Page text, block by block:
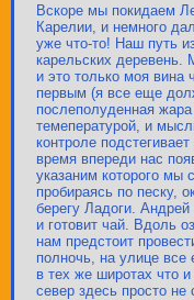
Вскоре мы покидаем
Карелии, и немного
уже что-то! Наш путь
карельских
и это только моя
первым (я все еще
послеполуденная
темепературой, и
контроле
время впереди нас
указаним которого мы
пробираясь по песку,
берегу Ладоги.
и готовит чай. Вдоль
нам предстоит
полночь, на улице
в тех же широтах что
север здесь просто не